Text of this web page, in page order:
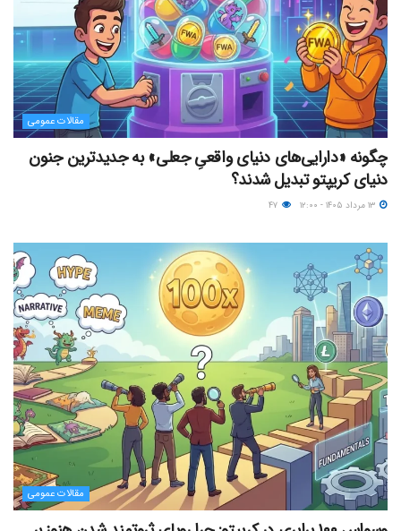
مقالات عمومی
چگونه «دارایی‌های دنیای واقعیِ جعلی» به جدیدترین جنون
دنیای کریپتو تبدیل شدند؟
مقالات عمومی